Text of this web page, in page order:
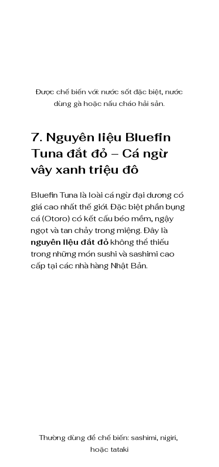
Được chế biến với: nước sốt đặc biệt, nước
dùng gà hoặc nấu cháo hải sản.
7. Nguyên liệu Bluefin
Tuna đắt đỏ – Cá ngừ
vây xanh triệu đô
Bluefin Tuna là loài cá ngừ đại dương có
giá cao nhất thế giới. Đặc biệt phần bụng
cá (Otoro) có kết cấu béo mềm, ngậy
ngọt và tan chảy trong miệng. Đây là
nguyên liệu đắt đỏ không thể thiếu
trong những món sushi và sashimi cao
cấp tại các nhà hàng Nhật Bản.
Thường dùng để chế biến: sashimi, nigiri,
hoặc tataki